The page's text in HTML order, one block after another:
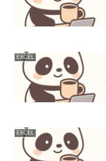
EXCEL
EXCEL